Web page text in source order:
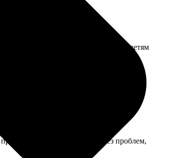
Ручка немного неудобная, но детям
Бабушка получила без проблем,